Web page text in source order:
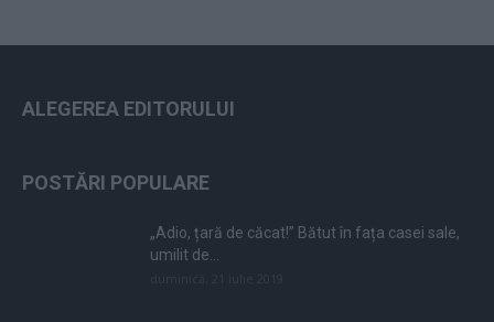
ALEGEREA EDITORULUI
POSTĂRI POPULARE
„Adio, țară de căcat!” Bătut în fața casei sale,
umilit de...